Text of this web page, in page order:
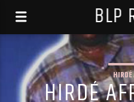
BLP
HIRDÉ
HIRDÉ